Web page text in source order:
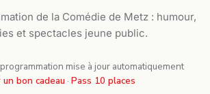
de la Comédie de Metz : humour,
et spectacles jeune public.
programmation mise à jour automatiquement
bon cadeau · Pass 10 places